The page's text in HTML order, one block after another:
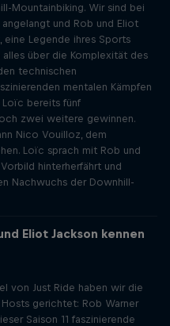
Mountainbiking. Wir sind bei
und Rob und Eliot
eine Legende ihres Sports
alles über die Komplexität des
technischen
mentalen Kämpfen
Loïc bereits fünf
zwei weitere gewinnen.
Nico Vouilloz, dem
Loïc sprach mit Rob und
hinterherfährt und
Nachwuchs der Downhill-
Eliot Jackson kennen
von Just Ride haben wir die
gerichtet: Rob Warner
Saison 11 faszinierende